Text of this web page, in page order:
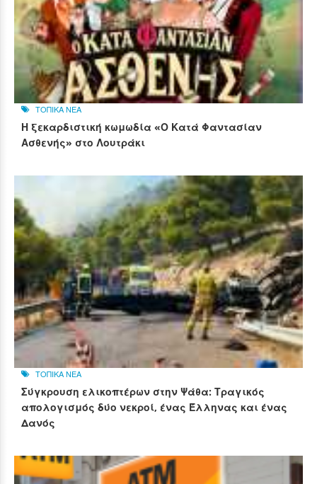
ΤΟΠΙΚΑ ΝΕΑ
Η ξεκαρδιστική κωμωδία «Ο Κατά Φαντασίαν
Ασθενής» στο Λουτράκι
ΤΟΠΙΚΑ ΝΕΑ
Σύγκρουση ελικοπτέρων στην Ψάθα: Τραγικός
απολογισμός δύο νεκροί, ένας Έλληνας και ένας
Δανός